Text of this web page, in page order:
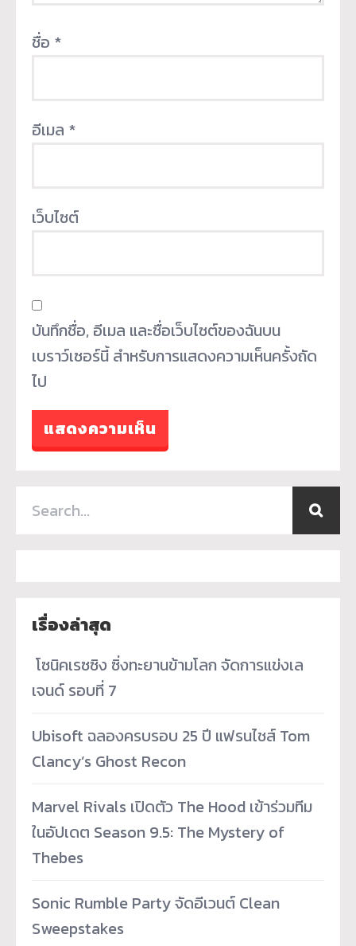
ชื่อ *
อีเมล *
เว็บไซต์
บันทึกชื่อ, อีเมล และชื่อเว็บไซต์ของฉันบน
เบราว์เซอร์นี้ สำหรับการแสดงความเห็นครั้งถัด
ไป
เรื่องล่าสุด
­ โซนิคเรซซิง ซิ่งทะยานข้ามโลก จัดการแข่งเล
เจนด์ รอบที่ 7
Ubisoft ฉลองครบรอบ 25 ปี แฟรนไชส์ Tom
Clancy’s Ghost Recon
Marvel Rivals เปิดตัว The Hood เข้าร่วมทีม
ในอัปเดต Season 9.5: The Mystery of
Thebes
Sonic Rumble Party จัดอีเวนต์ Clean
Sweepstakes